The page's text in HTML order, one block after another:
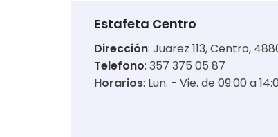
Estafeta Centro
Dirección: Juarez 113, Centro,
Telefono: 357 375 05 87
Horarios: Lun. - Vie. de 09:00 a